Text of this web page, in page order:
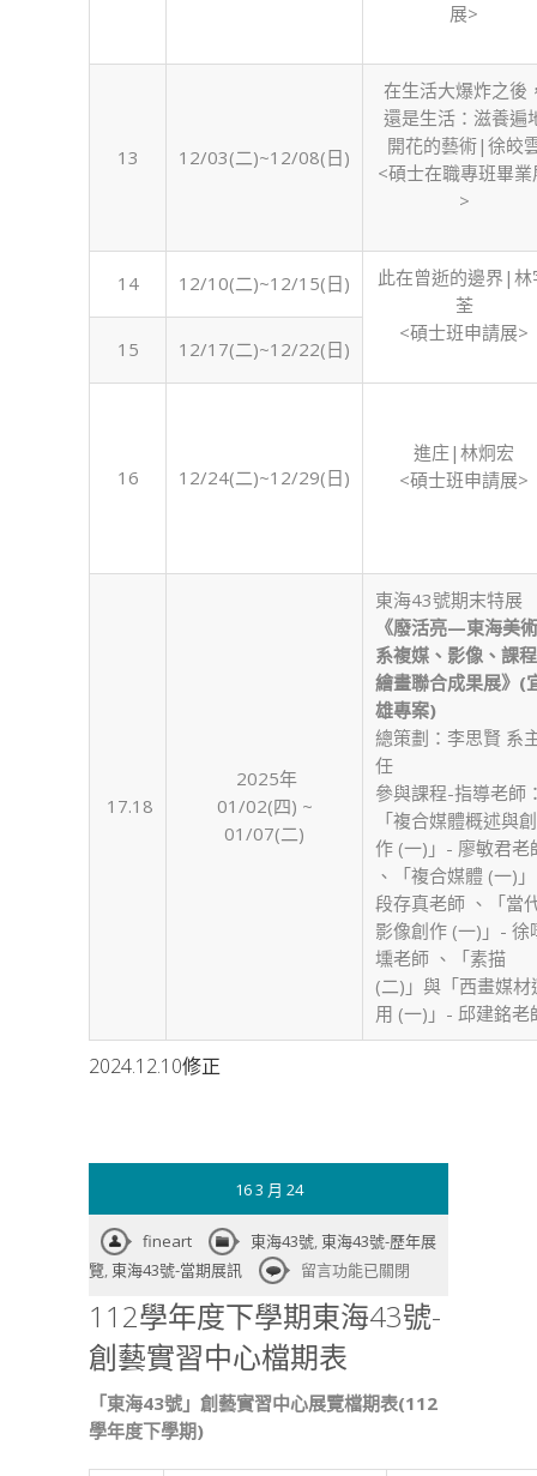
展>
13 12/03(二)~12/08(日)
在生活大爆炸之後
還是生活：滋養遍
開花的藝術|徐皎
<碩士在職專班畢業
>
14 12/10(二)~12/15(日)
此在曾逝的邊界|林
荃
<碩士班申請展>
15 12/17(二)~12/22(日)
16 12/24(二)~12/29(日)
進庄|林炯宏
<碩士班申請展>
17.18
2025年
01/02(四) ~
01/07(二)
東海43號期末特展
《廢活亮—東海美術
系複媒、影像、課程
繪畫聯合成果展》(
雄專案)
總策劃：李思賢 系
任
參與課程-指導老師
「複合媒體概述與創
作 (一)」- 廖敏君老
、「複合媒體 (一)
段存真老師 、「當
影像創作 (一)」- 徐
壎老師 、「素描
(二)」與「西畫媒材
用 (一)」- 邱建銘老
2024.12.10修正
16 3 月 24
fineart 東海43號, 東海43號-歷年展
覽, 東海43號-當期展訊
在
學
年
度
下
留言功能已關閉
112學年度下學期東海43號-
創藝實習中心檔期表
「東海43號」創藝實習中心展覽檔期表(112
學年度下學期)